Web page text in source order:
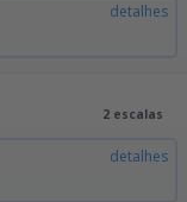
detalhes
2 escalas
detalhes